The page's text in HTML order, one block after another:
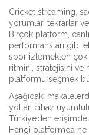
Cricket streaming,
yorumlar, tekrarlar
Birçok platform,
performansları gibi
spor izlemekten
ritmini, stratejisini ve
platformu seçmek
Aşağıdaki
yollar, cihaz
Türkiye’den erişimde
Hangi platformda